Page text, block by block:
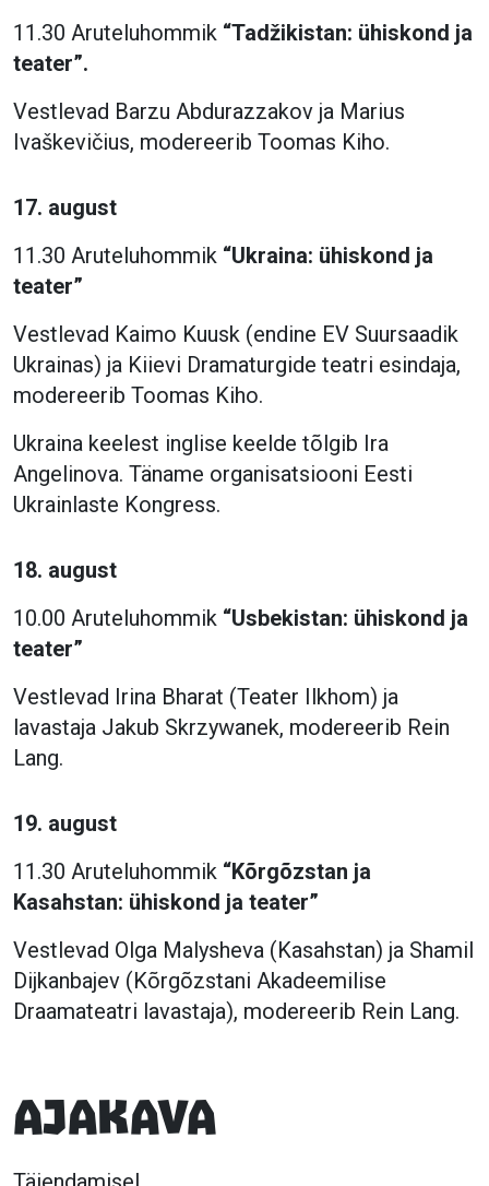
11.30 Aruteluhommik “Tadžikistan: ühiskond ja
teater”.
Vestlevad Barzu Abdurazzakov ja Marius
Ivaškevičius, modereerib Toomas Kiho.
17. august
11.30 Aruteluhommik “Ukraina: ühiskond ja
teater”
Vestlevad Kaimo Kuusk (endine EV Suursaadik
Ukrainas) ja Kiievi Dramaturgide teatri esindaja,
modereerib Toomas Kiho.
Ukraina keelest inglise keelde tõlgib Ira
Angelinova. Täname organisatsiooni Eesti
Ukrainlaste Kongress.
18. august
10.00 Aruteluhommik “Usbekistan: ühiskond ja
teater”
Vestlevad Irina Bharat (Teater Ilkhom) ja
lavastaja Jakub Skrzywanek, modereerib Rein
Lang.
19. august
11.30 Aruteluhommik “Kõrgõzstan ja
Kasahstan: ühiskond ja teater”
Vestlevad Olga Malysheva (Kasahstan) ja Shamil
Dijkanbajev (Kõrgõzstani Akadeemilise
Draamateatri lavastaja), modereerib Rein Lang.
Ajakava